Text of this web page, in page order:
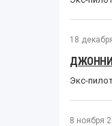
18
ДЖОННИ
Экс-
8 ноября